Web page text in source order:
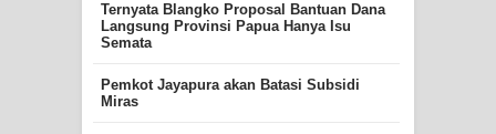
Ternyata Blangko Proposal Bantuan Dana
Langsung Provinsi Papua Hanya Isu
Semata
Pemkot Jayapura akan Batasi Subsidi
Miras